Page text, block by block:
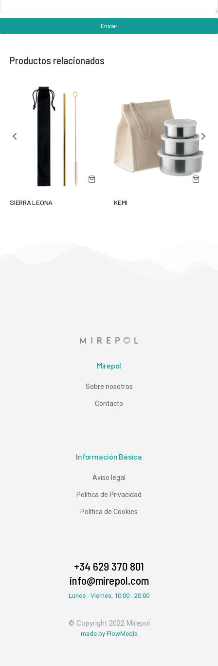
Enviar
Productos relacionados
SIERRA LEONA KEMI
Mirepol
Sobre nosotros
Contacto
Información Básica
Aviso legal
Política de Privacidad
Política de Cookies
+34 629 370 801
info@mirepol.com
Lunes - Viernes. 10:00 - 20:00
© Copyright 2022 Mirepol
made by FlowMedia